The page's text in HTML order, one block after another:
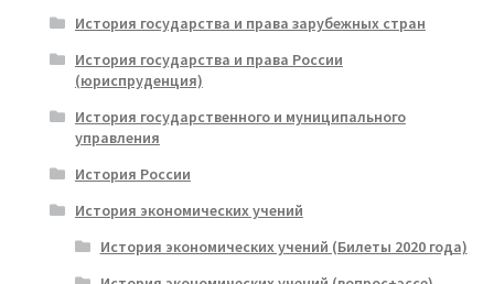
История государства и права зарубежных стран
История государства и права России
(юриспруденция)
История государственного и муниципального
управления
История России
История экономических учений
История экономических учений (Билеты 2020 года)